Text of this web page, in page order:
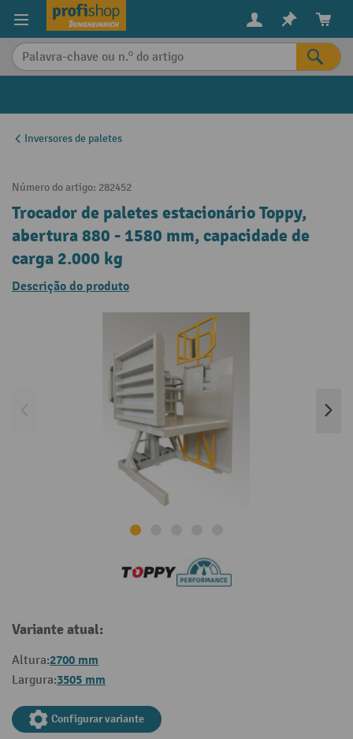
principal
Inversores de paletes
Número do artigo: 282452
Trocador de paletes estacionário Toppy,
abertura 880 - 1580 mm, capacidade de
carga 2.000 kg
Descrição do produto
Variante atual:
Altura:2700 mm
Largura:3505 mm
Configurar variante